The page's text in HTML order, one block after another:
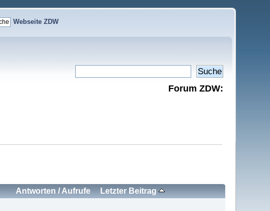
Webseite ZDW
Forum ZDW:
Antworten /Aufrufe Letzter Beitrag